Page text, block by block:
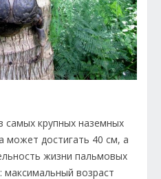
крупных наземных
может достигать 40 см, а
жизни пальмовых
максимальный возраст